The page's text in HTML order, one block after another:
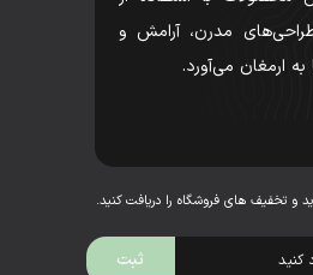
مدرن، آرامش و
به ارمغان می‌آورد.
و تخفیف های فروشگاه را دریافت کنید.